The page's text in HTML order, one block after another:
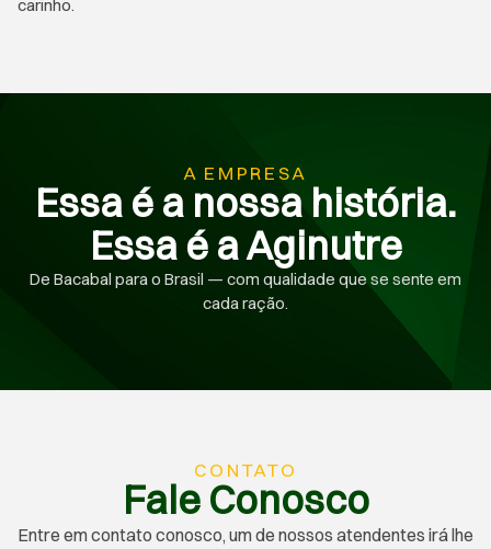
carinho.
A EMPRESA
Essa é a nossa história.
Essa é a Aginutre
De Bacabal para o Brasil — com qualidade que se sente em
cada ração.
CONTATO
Fale Conosco
Entre em contato conosco, um de nossos atendentes irá lhe